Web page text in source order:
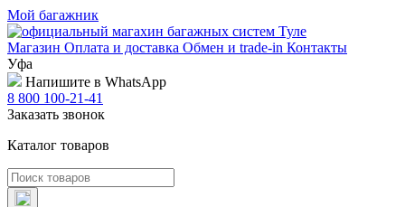
Мой багажник
Магазин Оплата и доставка Обмен и trade-in Контакты
Уфа
Напишите в WhatsApp
8 800 100-21-41
Заказать звонок
Каталог товаров